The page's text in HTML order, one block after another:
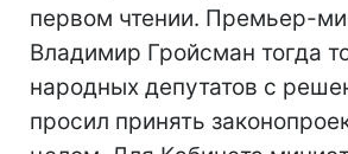
первом чтении. Премьер-
Владимир Гройсман тогда
народных депутатов с
просил принять